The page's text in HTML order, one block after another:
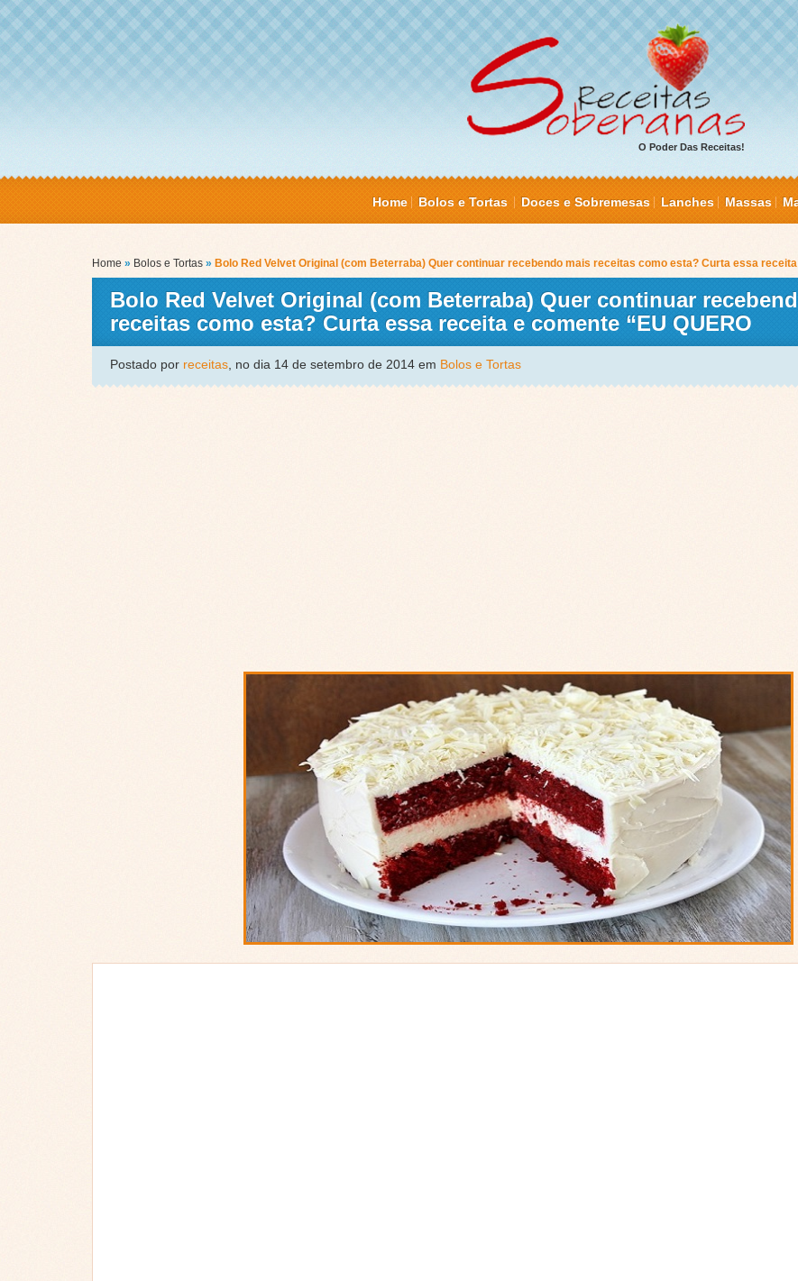
O Poder Das Receitas!
Home Bolos e Tortas Doces e Sobremesas Lanches Massas
Home » Bolos e Tortas » Bolo Red Velvet Original (com Beterraba) Quer continuar recebendo mais receitas como esta? Curta essa receita
Bolo Red Velvet Original (com Beterraba) Quer continuar
receitas como esta? Curta essa receita e comente “EU QUERO
Postado por receitas , no dia 14 de setembro de 2014 em Bolos e Tortas